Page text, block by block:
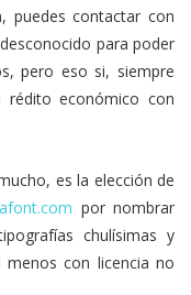
puedes contactar con
para poder
pero eso si, siempre
rédito económico con
es la elección de
por nombrar
chulísimas y
con licencia no